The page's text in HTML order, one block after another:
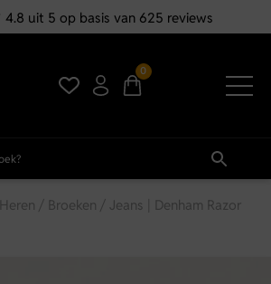
4.8 uit 5 op basis van 625 reviews
0
Heren / Broeken / Jeans | Denham Razor